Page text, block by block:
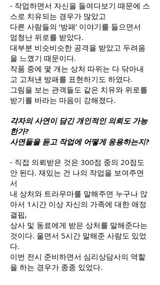
- 작업하면서 자신을 들여다보기 때문에 스
스로 치유되는 경우가 많았고
다른 사람들의 ‘방패’ 이야기를 들으면서
엄청난 위로를 받았다.
대부분 비슷비슷한 공격을 받았고 두려움
을 느꼈기 때문이다.
작품 중에 몇 개는 상처 따위는 다 닦아내
고 고쳐낸 방패를 표현하기도 하였다.
그림을 보는 관객들도 같은 치유와 위로를
받기를 바라는 마음이 강해졌다.
각자의 사연이 담긴 개인적인 의뢰도 가능
한가?
사연들을 듣고 작업에 어떻게 응용하는지?
- 직접 의뢰받은 것은 300점 중의 20점도
안 된다. 재밌는 건 나의 작업을 보여주면
서
내 상처와 트라우마를 말해주면 누구나 앉
아서 1시간 이상 자신의 가족에 대한 애정
결핍,
상사 및 동료에게 받은 상처를 말해준다는
것이다. 울면서 5시간 말해준 사람도 있었
다.
이번 전시 준비하면서 심리상담사의 역할
을 하는 경우가 종종 있었다.